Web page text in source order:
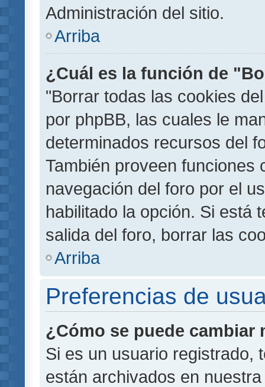
Administración del sitio.
Arriba
¿Cuál es la función de
"Borrar todas las cookies
por phpBB, las cuales le
determinados recursos del
También proveen funciones
navegación del foro por el
habilitado la opción. Si está
salida del foro, borrar las
Arriba
Preferencias de
¿Cómo se puede
Si es un usuario registrado,
están archivados en